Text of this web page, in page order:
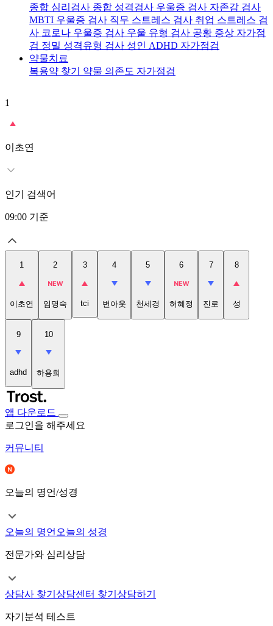
종합 심리검사 종합 성격검사 우울증 검사 자존감 검사
MBTI 우울증 검사 직무 스트레스 검사 취업 스트레스 검
사 코로나 우울증 검사 우울 유형 검사 공황 증상 자가점
검 정밀 성격유형 검사 성인 ADHD 자가점검
약물치료
복용약 찾기 약물 의존도 자가점검
1
이초연
인기 검색어
09:00 기준
1
이초연
2
임명숙
3
tci
4
번아웃
5
천세경
6
허혜정
7
진로
8
성
9
adhd
10
하용희
앱 다운로드
로그인을 해주세요
커뮤니티
오늘의 명언/성경
오늘의 명언 오늘의 성경
전문가와 심리상담
상담사 찾기 상담센터 찾기 상담하기
자기분석 테스트